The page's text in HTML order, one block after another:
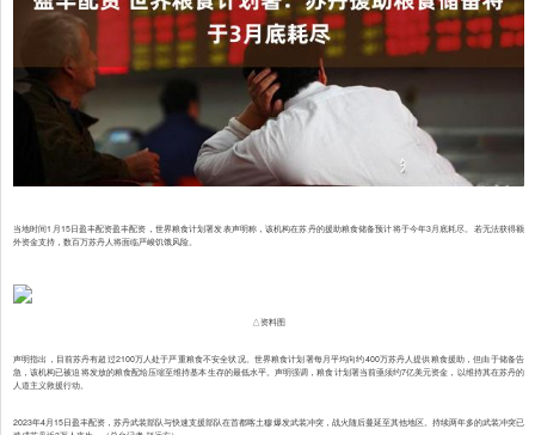
当地时间1月15日盈丰配资盈丰配资，世界粮食计划署发表声明称，该机构在苏丹的援助粮食储备预计将于今年3月底耗尽。若无法获得额
外资金支持，数百万苏丹人将面临严峻饥饿风险。
△资料图
声明指出，目前苏丹有超过2100万人处于严重粮食不安全状况。世界粮食计划署每月平均向约400万苏丹人提供粮食援助，但由于储备告
急，该机构已被迫将发放的粮食配给压缩至维持基本生存的最低水平。声明强调，粮食计划署当前亟须约7亿美元资金，以维持其在苏丹的
人道主义救援行动。
2023年4月15日盈丰配资，苏丹武装部队与快速支援部队在首都喀土穆爆发武装冲突，战火随后蔓延至其他地区。持续两年多的武装冲突已